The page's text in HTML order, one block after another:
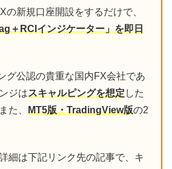
の新規口座開設をするだけで、
＋RCIインジケーター」を即日
グ公認の貴重な国内FX会社であ
ジはスキャルピングを想定した
た、 MT5版・TradingView版の2
細は下記リンク先の記事で、キ